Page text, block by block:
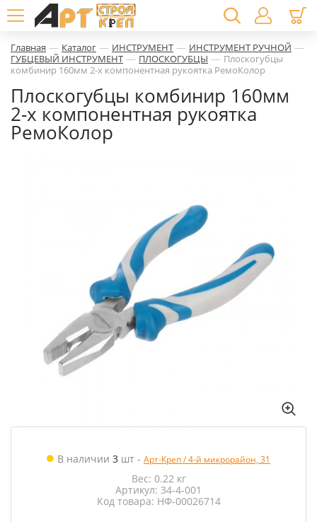
Главная — Каталог — ИНСТРУМЕНТ — ИНСТРУМЕНТ РУЧНОЙ —
ГУБЦЕВЫЙ ИНСТРУМЕНТ — ПЛОСКОГУБЦЫ — Плоскогубцы
комбинир 160мм 2-х компонентная рукоятка РемоКолор
Плоскогубцы комбинир 160мм
2-х компонентная рукоятка
РемоКолор
В наличии 3 шт - Арт-Креп / 4-й микрорайон, 31
Вес: 0.22 кг
Артикул: 34-4-001
Код товара: НФ-00026714